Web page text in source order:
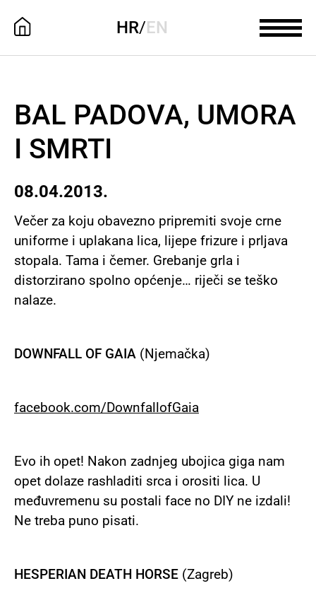
HR/EN
BAL PADOVA, UMORA
I SMRTI
08.04.2013.
Večer za koju obavezno pripremiti svoje crne
uniforme i uplakana lica, lijepe frizure i prljava
stopala. Tama i čemer. Grebanje grla i
distorzirano spolno općenje… riječi se teško
nalaze.
DOWNFALL OF GAIA (Njemačka)
facebook.com/DownfallofGaia
Evo ih opet! Nakon zadnjeg ubojica giga nam
opet dolaze rashladiti srca i orositi lica. U
međuvremenu su postali face no DIY ne izdali!
Ne treba puno pisati.
HESPERIAN DEATH HORSE (Zagreb)